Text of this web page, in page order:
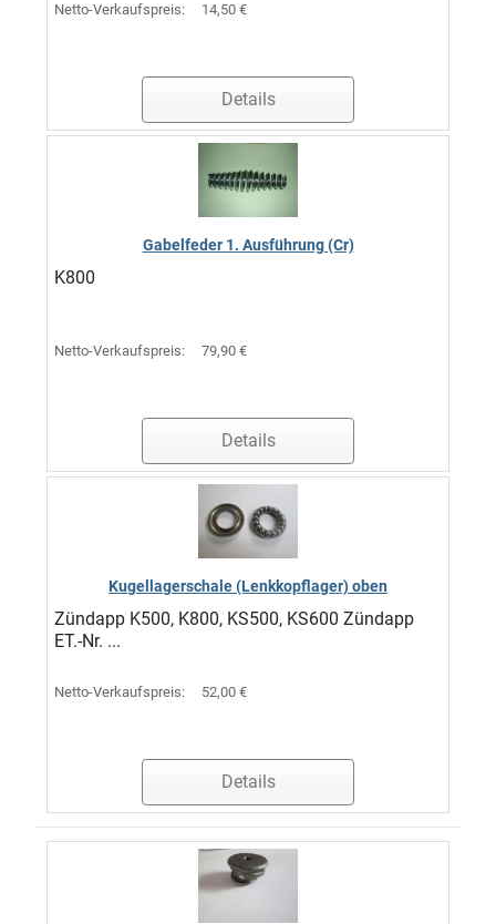
Netto-Verkaufspreis: 14,50 €
Details
Gabelfeder 1. Ausführung (Cr)
K800
Netto-Verkaufspreis: 79,90 €
Details
Kugellagerschale (Lenkkopflager) oben
Zündapp K500, K800, KS500, KS600 Zündapp
ET.-Nr. ...
Netto-Verkaufspreis: 52,00 €
Details